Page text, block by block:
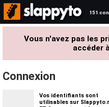
151
Vous n'avez pas les
accéder
Connexion
Vos identifiants sont
utilisables sur